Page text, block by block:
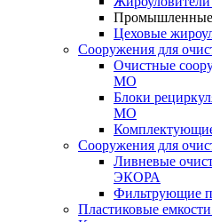
Промышленные
Цеховые
Сооружения для
Очистные
МО
Блоки
МО
Сооружения для
Ливневые
ЭКОРА
Фильтрующие
Пластиковые